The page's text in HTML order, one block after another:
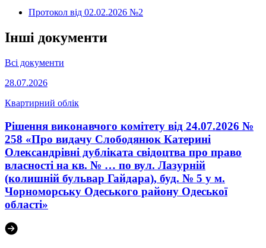
Протокол від 02.02.2026 №2
Інші документи
Всі документи
28.07.2026
Квартирний облік
Рішення виконавчого комітету від 24.07.2026 №
258 «Про видачу Слободянюк Катерині
Олександрівні дубліката свідоцтва про право
власності на кв. № … по вул. Лазурній
(колишній бульвар Гайдара), буд. № 5 у м.
Чорноморську Одеського району Одеської
області»